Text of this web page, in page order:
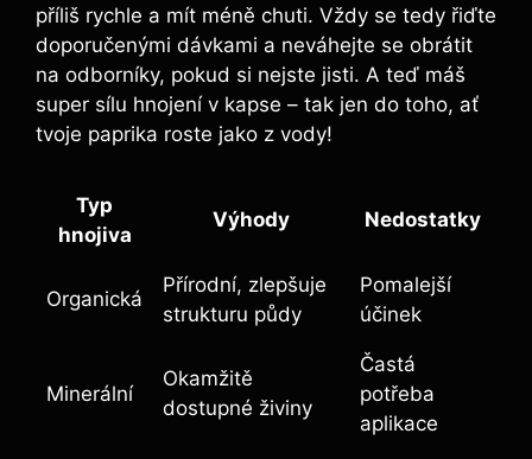
příliš rychle a‌ mít méně chuti. Vždy se ⁣tedy řiďte
doporučenými dávkami a neváhejte‌ se obrátit
na odborníky, pokud ​si nejste jisti. A⁢ teď máš
super sílu hnojení​ v⁤ kapse – tak jen⁤ do toho, ať
tvoje paprika ⁢roste ⁤jako‍ z vody!
Typ‍
hnojiva
Výhody Nedostatky
Organická
Přírodní, zlepšuje
strukturu půdy
Pomalejší
účinek
Minerální
Okamžitě
dostupné živiny
Častá
potřeba
aplikace